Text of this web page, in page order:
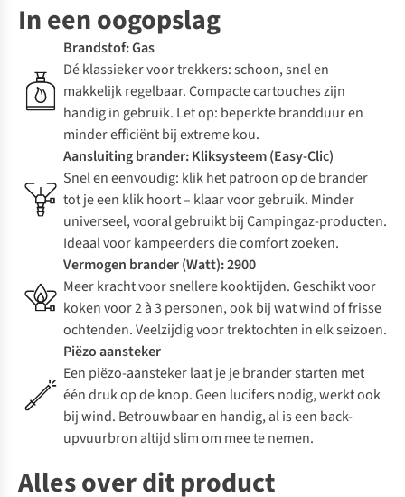
In een oogopslag
Brandstof: Gas
Dé klassieker voor trekkers: schoon, snel en
makkelijk regelbaar. Compacte cartouches zijn
handig in gebruik. Let op: beperkte brandduur en
minder efficiënt bij extreme kou.
Aansluiting brander: Kliksysteem (Easy-Clic)
Snel en eenvoudig: klik het patroon op de brander
tot je een klik hoort – klaar voor gebruik. Minder
universeel, vooral gebruikt bij Campingaz-producten.
Ideaal voor kampeerders die comfort zoeken.
Vermogen brander (Watt): 2900
Meer kracht voor snellere kooktijden. Geschikt voor
koken voor 2 à 3 personen, ook bij wat wind of frisse
ochtenden. Veelzijdig voor trektochten in elk seizoen.
Piëzo aansteker
Een piëzo-aansteker laat je je brander starten met
één druk op de knop. Geen lucifers nodig, werkt ook
bij wind. Betrouwbaar en handig, al is een back-
upvuurbron altijd slim om mee te nemen.
Alles over dit product